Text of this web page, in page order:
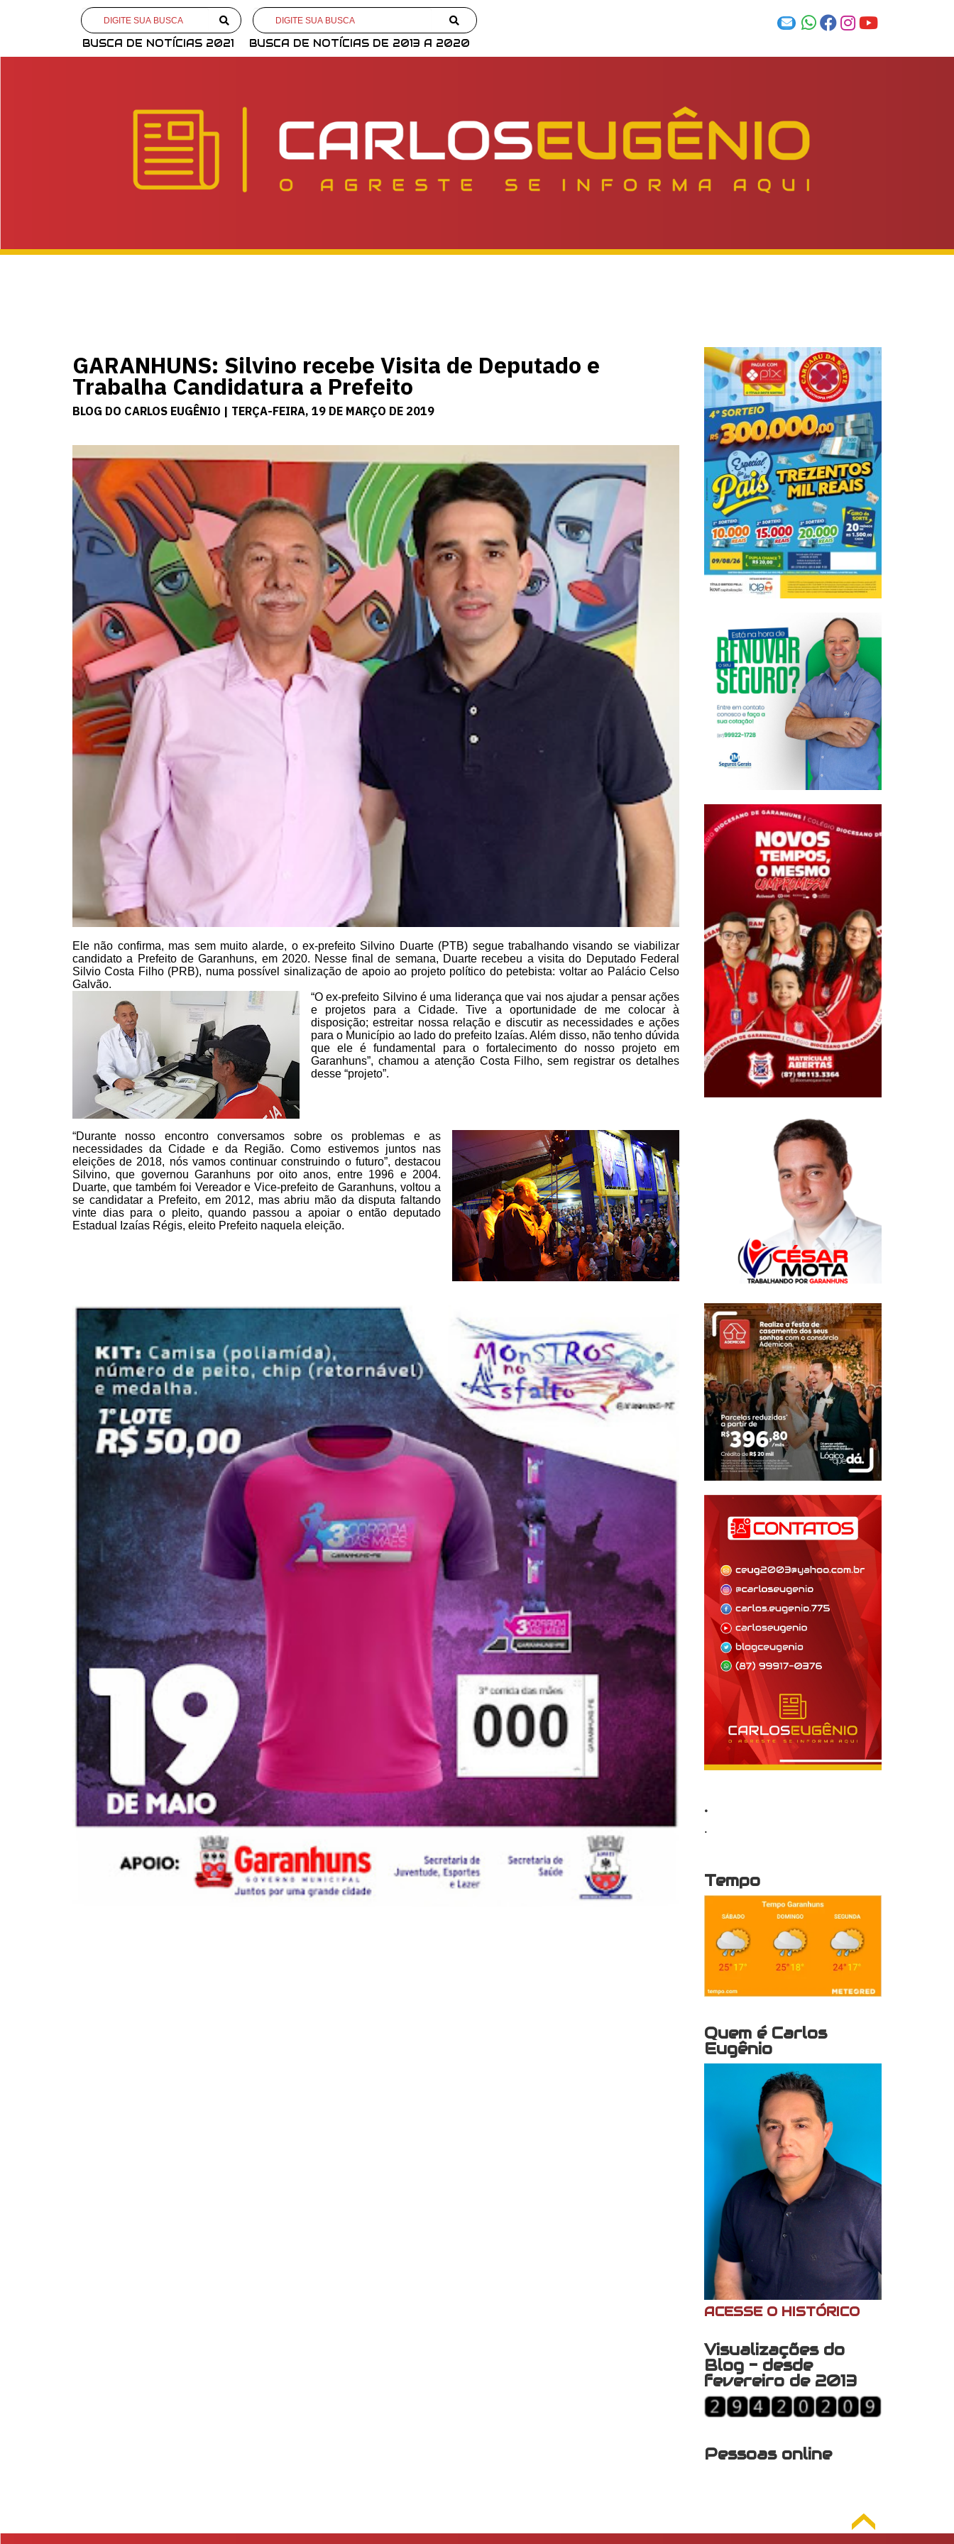
BUSCA DE NOTÍCIAS 2021 BUSCA DE NOTÍCIAS DE 2013 A 2020
GARANHUNS: Silvino recebe Visita de Deputado e
Trabalha Candidatura a Prefeito
BLOG DO CARLOS EUGÊNIO | TERÇA-FEIRA, 19 DE MARÇO DE 2019
Ele não confirma, mas sem muito alarde, o ex-prefeito Silvino Duarte (PTB) segue trabalhandovisando se viabilizar
candidato a Prefeito de Garanhuns, em 2020. Nesse final
de semana, Duarte recebeu a visita do Deputado Federal
Silvio Costa Filho(PRB), numa possível sinalização de apoio ao projeto político do petebista: voltar ao Palácio Celso
Galvão.
“O ex-prefeito Silvino é uma liderança que vai nos ajudar a pensar ações
e projetos para a Cidade. Tive a oportunidade de me colocar à
disposição; estreitar nossa relação e discutir as necessidades e ações
para o Município ao lado do prefeito Izaías. Além disso, não tenho dúvida
que ele é fundamental para o fortalecimento do nosso projeto em
Garanhuns”, chamou a atenção Costa Filho, sem registrar os detalhes
desse “projeto”.
“Durante nosso encontro conversamos sobre os problemas e as
necessidades da Cidade e da Região. Como estivemos juntos nas
eleições de 2018, nós vamos continuar construindo ofuturo”, destacou
Silvino, que governou Garanhuns por oito anos, entre 1996 e2004.
Duarte, que também foi Vereador e Vice-prefeito de Garanhuns, voltou a
se candidatar a Prefeito, em 2012, mas abriu mão da disputa faltando
vinte diaspara o pleito, quando passou a apoiar o então deputado
Estadual Izaías Régis, eleito Prefeito naquela eleição.
.
.
Tempo
Quem é Carlos
Eugênio
ACESSE O HISTÓRICO
Visualizações do
Blog - desde
fevereiro de 2013
Pessoas online